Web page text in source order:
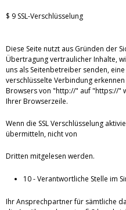
$ 9 SSL-Verschlüsselung
Diese Seite nutzt aus Gründen der
Übertragung vertraulicher Inhalte,
uns als Seitenbetreiber senden, eine
verschlüsselte Verbindung
Browsers von "http://" auf "https://"
Ihrer Browserzeile.
Wenn die SSL Verschlüsselung
übermitteln, nicht von
Dritten mitgelesen werden.
10 - Verantwortliche Stelle im
Ihr Ansprechpartner für sämtliche